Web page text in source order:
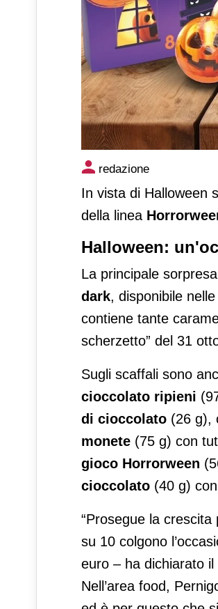
Walcor propone
Halloween
redazione
In vista di Halloween
della linea
Halloween:
La principale
dark, disponibile
contiene tante
scherzetto” del 31
Sugli scaffali sono
cioccolato ripieni
di cioccolato (26 g),
monete (75 g) con
gioco Horrorween
cioccolato (40 g)
“Prosegue la
su 10 colgono
euro – ha dichiarato il
Nell’area food,